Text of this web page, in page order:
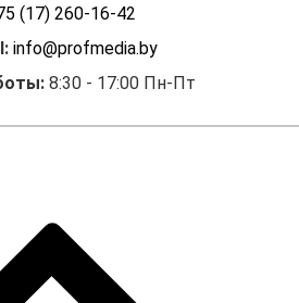
(17) 260-16-42
info@profmedia.by
8:30 - 17:00 Пн-Пт